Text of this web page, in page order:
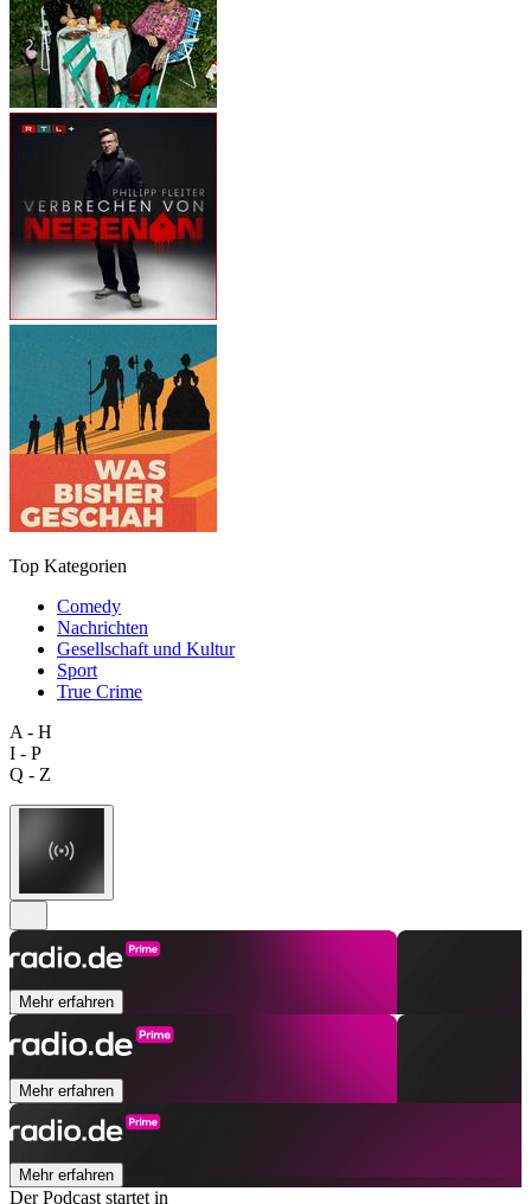
Top Kategorien
Comedy
Nachrichten
Gesellschaft und Kultur
Sport
True Crime
A - H
I - P
Q - Z
Mehr erfahren
Mehr erfahren
Mehr erfahren
Der Podcast startet in